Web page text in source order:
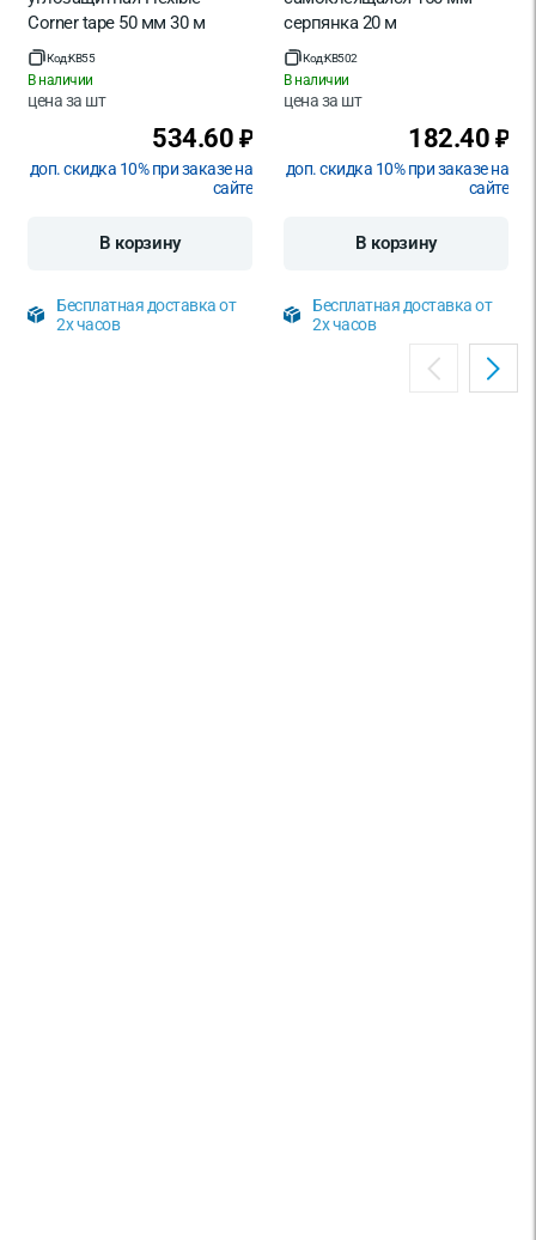
Corner tape 50 мм 30 м
Код:KB55
В наличии
цена за шт
534.60 ₽
доп. скидка 10% при заказе на
сайте
В корзину
Бесплатная доставка от
2х часов
серпянка 20 м
Код:KB502
В наличии
цена за шт
182.40 ₽
доп. скидка 10% при заказе на
сайте
В корзину
Бесплатная доставка от
2х часов